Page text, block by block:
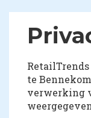
te
verwerking